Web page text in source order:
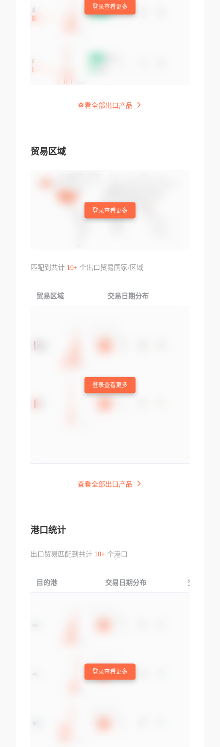
登录查看更多
查看全部出口产品
贸易区域
登录查看更多
匹配到共计 10+个出口贸易国家/区域
贸易区域 交易日期分布
登录查看更多
查看全部出口产品
港口统计
出口贸易匹配到共计 10+个港口
目的港 交易日期分布 交易产品
登录查看更多